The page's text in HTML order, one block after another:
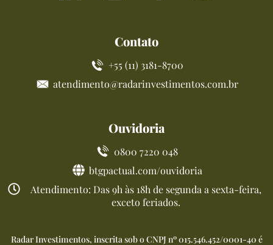
Contato
+55 (11) 3181-8700
atendimento@radarinvestimentos.com.br
Ouvidoria
0800 7220 048
btgpactual.com/ouvidoria
Atendimento: Das 9h às 18h de segunda a sexta-feira,
exceto feriados.
Radar Investimentos, inscrita sob o CNPJ nº 015.546.452/0001-40 é